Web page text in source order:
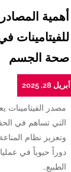
أهمية
للفيتامينات
صحة الجسم
أبريل 28, 2025
مصدر الفيتامينات
التي تساهم في
وتعزيز نظام
دوراً حيوياً في
الطبيع…